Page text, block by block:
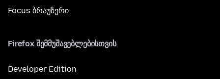
Focus ბრაუზერი
Firefox შემმუშავებლებისთვის
Developer Edition